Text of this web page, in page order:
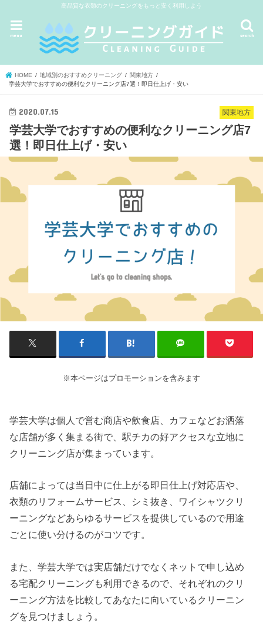
高品質な衣類のクリーニングをもっと安く利用しよう
search
menu
HOME 地域別のおすすめクリーニング
関東地方
学芸大学でおすすめの便利なクリーニング店7選！即日仕上げ・安い
関東地方
2020.07.15
学芸大学でおすすめの便利なクリーニング店7
選！即日仕上げ・安い
※本ページはプロモーションを含みます
学芸大学は個人で営む商店や飲食店、カフェなどお洒落
な店舗が多く集まる街で、駅チカの好アクセスな立地に
クリーニング店が集まっています。
店舗によっては当日中に仕上がる即日仕上げ対応店や、
衣類のリフォームサービス、シミ抜き、ワイシャツクリ
ーニングなどあらゆるサービスを提供しているので用途
ごとに使い分けるのがコツです。
また、学芸大学では実店舗だけでなくネットで申し込め
る宅配クリーニングも利用できるので、それぞれのクリ
ーニング方法を比較してあなたに向いているクリーニン
グを見つけましょう。